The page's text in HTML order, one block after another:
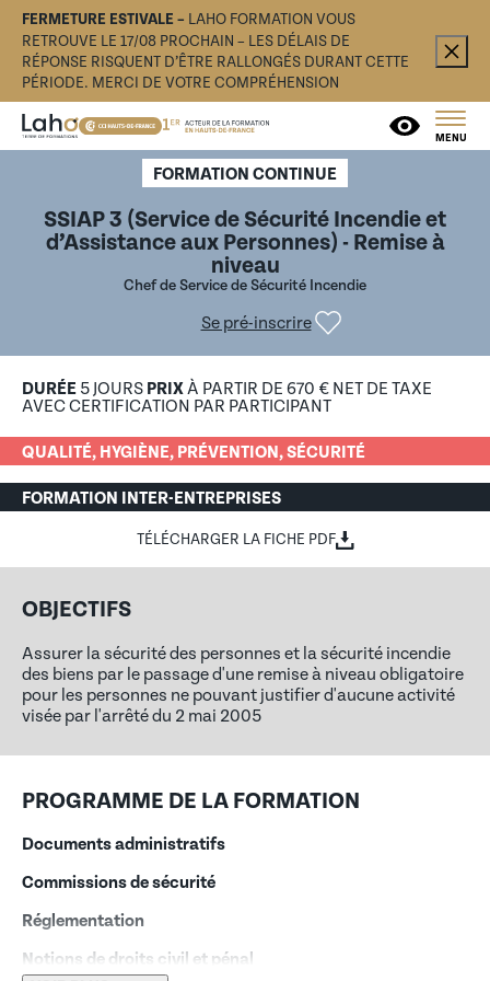
FERMETURE ESTIVALE – LAHO FORMATION VOUS
RETROUVE LE 17/08 PROCHAIN – LES DÉLAIS DE
RÉPONSE RISQUENT D’ÊTRE RALLONGÉS DURANT CETTE
PÉRIODE. MERCI DE VOTRE COMPRÉHENSION
MENU
FORMATION CONTINUE
SSIAP 3 (Service de Sécurité Incendie et
d’Assistance aux Personnes) - Remise à
niveau
Chef de Service de Sécurité Incendie
Se pré-inscrire
DURÉE 5 JOURS PRIXÀ PARTIR DE 670 € NET DE TAXE
AVEC CERTIFICATION PAR PARTICIPANT
QUALITÉ, HYGIÈNE, PRÉVENTION, SÉCURITÉ
FORMATION INTER-ENTREPRISES
TÉLÉCHARGER LA FICHE PDF
OBJECTIFS
Assurer la sécurité des personnes et la sécurité incendie
des biens par le passage d'une remise à niveau obligatoire
pour les personnes ne pouvant justifier d'aucune activité
visée par l'arrêté du 2 mai 2005
PROGRAMME DE LA FORMATION
Documents administratifs
Commissions de sécurité
Réglementation
Notions de droits civil et pénal